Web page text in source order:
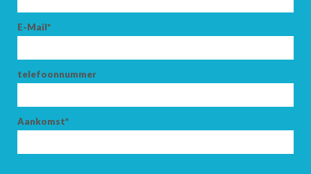
E-Mail*
telefoonnummer
Aankomst*